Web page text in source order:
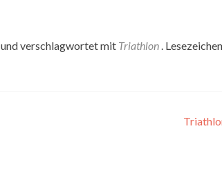
und verschlagwortet mit Triathlon .